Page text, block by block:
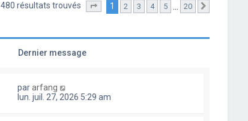
480 résultats trouvés Page sur 20
1 2 3 4 5 20
Dernier message
pararfang
lun. juil. 27, 2026 5:29 am